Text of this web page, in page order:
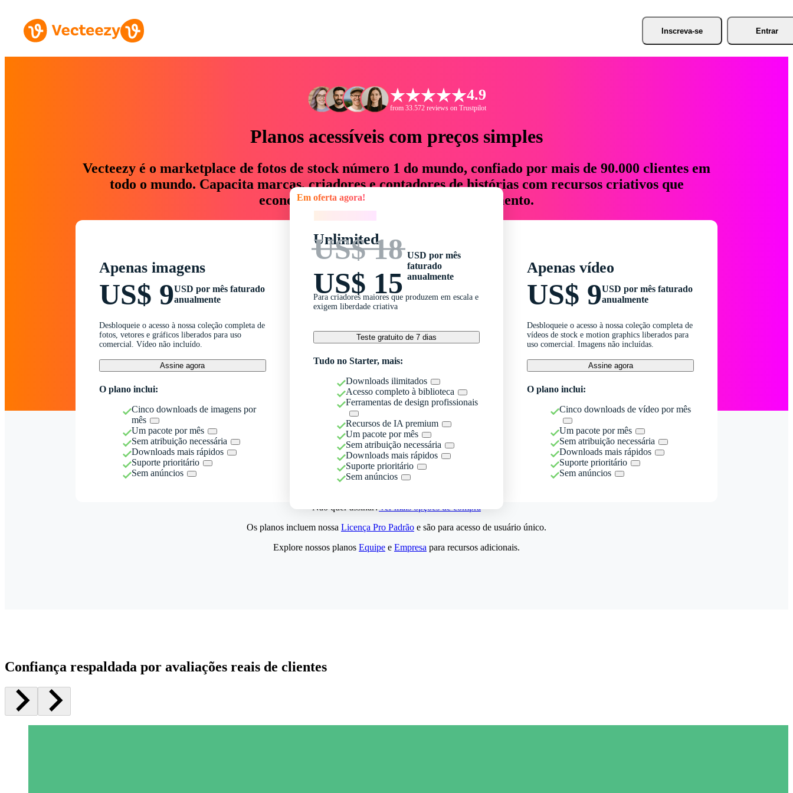
Inscreva-se Entrar
4.9
from 33.572 reviews on Trustpilot
Planos acessíveis com preços simples
Vecteezy é o marketplace de fotos de stock número 1 do mundo, confiado por mais de 90.000 clientes em
todo o mundo. Capacita marcas, criadores e contadores de histórias com recursos criativos que
economizam até 76% em tempo e orçamento.
Apenas imagens
US$ 9USD por mês faturado
anualmente
Desbloqueie o acesso à nossa coleção completa de
fotos, vetores e gráficos liberados para uso
comercial. Vídeo não incluído.
Assine agora
O plano inclui:
Cinco downloads de imagens por
mês
Um pacote por mês
Sem atribuição necessária
Downloads mais rápidos
Suporte prioritário
Sem anúncios
Em oferta agora!
Unlimited
US$ 18
US$ 15
USD por mês
faturado
anualmente
Para criadores maiores que produzem em escala e
exigem liberdade criativa
Teste gratuito de 7 dias
Tudo no Starter, mais:
Downloads ilimitados
Acesso completo à biblioteca
Ferramentas de design profissionais
Recursos de IA premium
Um pacote por mês
Sem atribuição necessária
Downloads mais rápidos
Suporte prioritário
Sem anúncios
Apenas vídeo
US$ 9USD por mês faturado
anualmente
Desbloqueie o acesso à nossa coleção completa de
vídeos de stock e motion graphics liberados para
uso comercial. Imagens não incluídas.
Assine agora
O plano inclui:
Cinco downloads de vídeo por mês
Um pacote por mês
Sem atribuição necessária
Downloads mais rápidos
Suporte prioritário
Sem anúncios
Não quer assinar?Ver mais opções de compra
Os planos incluem nossa Licença Pro Padrão e são para acesso de usuário único.
Explore nossos planos Equipe e Empresa para recursos adicionais.
Confiança respaldada por avaliações reais de clientes